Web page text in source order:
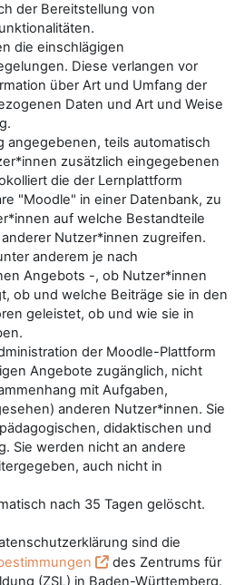
der Bereitstellung von
die einschlägigen
Diese verlangen vor
über Art und Umfang der
Daten und Art und Weise
angegebenen, teils automatisch
zusätzlich eingegebenen
die der Lernplattform
"Moodle" in einer Datenbank, zu
auf welche Bestandteile
Nutzer*innen zugreifen.
anderem je nach
Angebots -, ob Nutzer*innen
ob und welche Beiträge sie in den
geleistet, ob und wie sie in
der Moodle-Plattform
Angebote zugänglich, nicht
mit Aufgaben,
anderen Nutzer*innen. Sie
didaktischen und
Sie werden nicht an andere
auch nicht in
nach 35 Tagen gelöscht.
sind die
des Zentrums für
(ZSL) in Baden-Württemberg.